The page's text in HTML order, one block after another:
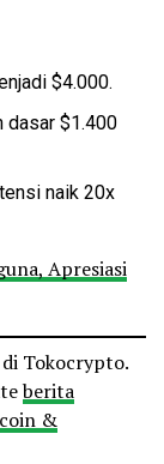
$4.000.
dasar $1.400
naik 20x
Apresiasi
Tokocrypto.
berita
&